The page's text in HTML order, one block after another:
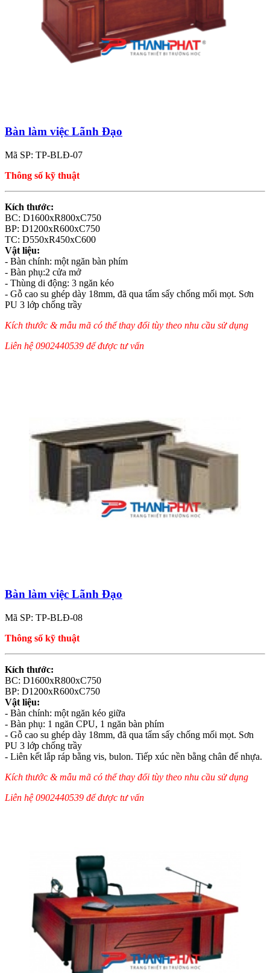
Bàn làm việc Lãnh Đạo
Mã SP: TP-BLĐ-07
Thông số kỹ thuật
Kích thước:
BC: D1600xR800xC750
BP: D1200xR600xC750
TC: D550xR450xC600
Vật liệu:
- Bàn chính: một ngăn bàn phím
- Bàn phụ:2 cửa mở
- Thùng di động: 3 ngăn kéo
- Gỗ cao su ghép dày 18mm, đã qua tẩm sấy chống mối mọt. Sơn
PU 3 lớp chống trầy
Kích thước & mẫu mã có thể thay đổi tùy theo nhu cầu sử dụng
Liên hệ 0902440539 để được tư vấn
Bàn làm việc Lãnh Đạo
Mã SP: TP-BLĐ-08
Thông số kỹ thuật
Kích thước:
BC: D1600xR800xC750
BP: D1200xR600xC750
Vật liệu:
- Bàn chính: một ngăn kéo giữa
- Bàn phụ: 1 ngăn CPU, 1 ngăn bàn phím
- Gỗ cao su ghép dày 18mm, đã qua tẩm sấy chống mối mọt. Sơn
PU 3 lớp chống trầy
- Liên kết lắp ráp bằng vis, bulon. Tiếp xúc nền bằng chân đế nhựa.
Kích thước & mẫu mã có thể thay đổi tùy theo nhu cầu sử dụng
Liên hệ 0902440539 để được tư vấn